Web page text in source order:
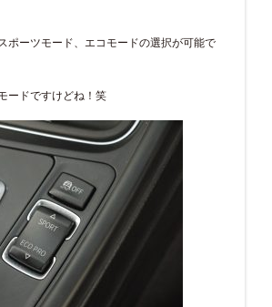
ポーツモード、エコモードの選択が可能で
ードですけどね！笑